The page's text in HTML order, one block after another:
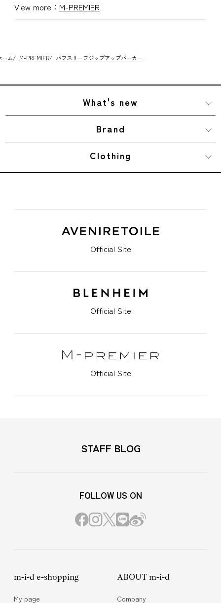
View more： M-PREMIER
ーム/ M-PREMIER/ パフスリーブジップアップパーカー
What's new
Brand
Clothing
Official Site
Official Site
Official Site
STAFF BLOG
FOLLOW US ON
m-i-d e-shopping
My page
ABOUT m-i-d
Company